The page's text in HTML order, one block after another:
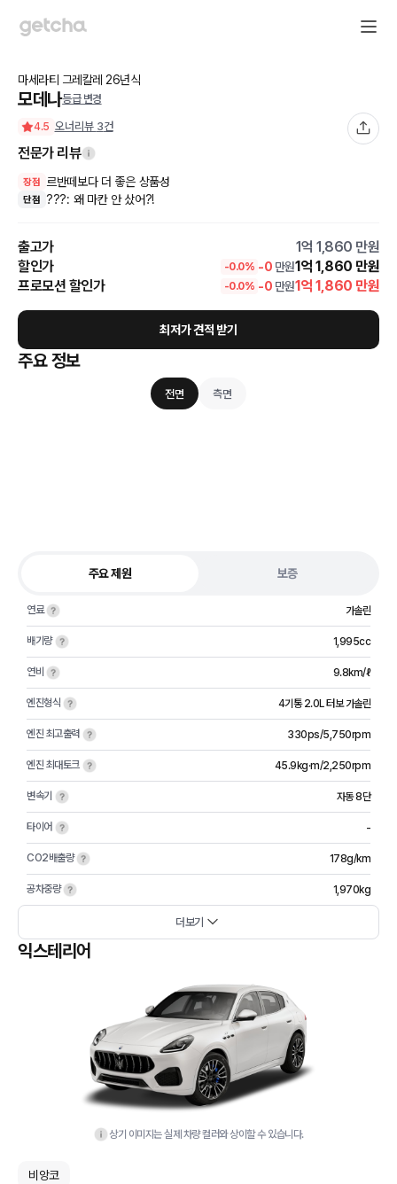
마세라티 그레칼레 26년식
모데나등급 변경
4.5 오너리뷰 3건
전문가 리뷰
장점 르반떼보다 더 좋은 상품성
단점 ???: 왜 마칸 안 샀어?!
출고가 1억 1,860 만원
할인가
-0.0% -0 만원1억 1,860 만원
프로모션 할인가
-0.0% -0 만원1억 1,860 만원
최저가 견적 받기
주요 정보
전면 측면
주요 제원 보증
연료 가솔린
배기량 1,995cc
연비 9.8km/ℓ
엔진형식 4기통 2.0L 터보 가솔린
엔진 최고출력 330ps/5,750rpm
엔진 최대토크 45.9kg·m/2,250rpm
변속기 자동 8단
타이어 -
CO2배출량 178g/km
공차중량 1,970kg
더보기
익스테리어
상기 이미지는 실제 차량 컬러와 상이할 수 있습니다.
비앙코